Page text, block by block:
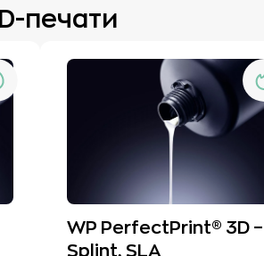
печати
WP PerfectPrint® 3D –
Splint, SLA